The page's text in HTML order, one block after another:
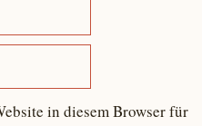
in diesem Browser für